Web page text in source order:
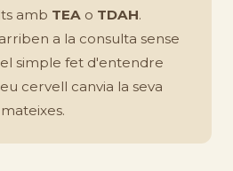
amb TEA o TDAH.
a la consulta sense
simple fet d'entendre
cervell canvia la seva